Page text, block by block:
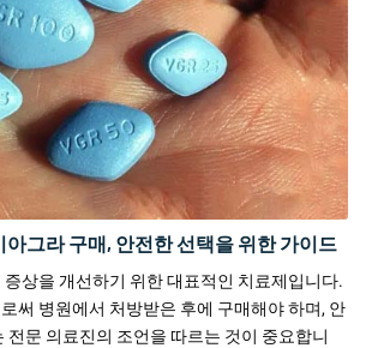
그라 구매, 안전한 선택을 위한 가이드
상을 개선하기 위한 대표적인 치료제입니다.
써 병원에서 처방받은 후에 구매해야 하며, 안
전문 의료진의 조언을 따르는 것이 중요합니